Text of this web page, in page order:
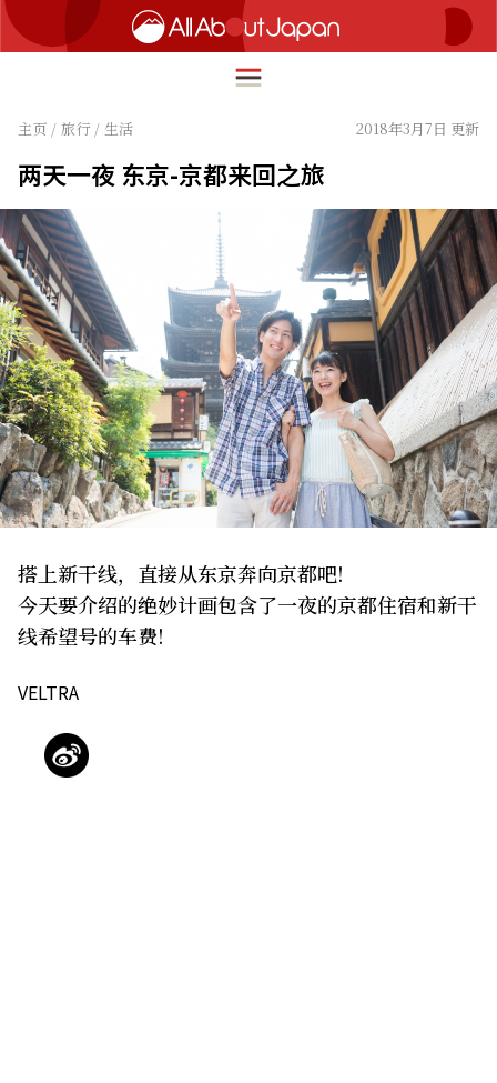
简体中文
繁體中文
ภาษาไทย
한국어
日本語
HOME
旅行
美食
文化
热点
生活
主页 / 旅行 / 生活 2018年3月7日 更新
两天一夜 东京-京都来回之旅
搭上新干线，直接从东京奔向京都吧!
今天要介绍的绝妙计画包含了一夜的京都住宿和新干
线希望号的车费!
VELTRA